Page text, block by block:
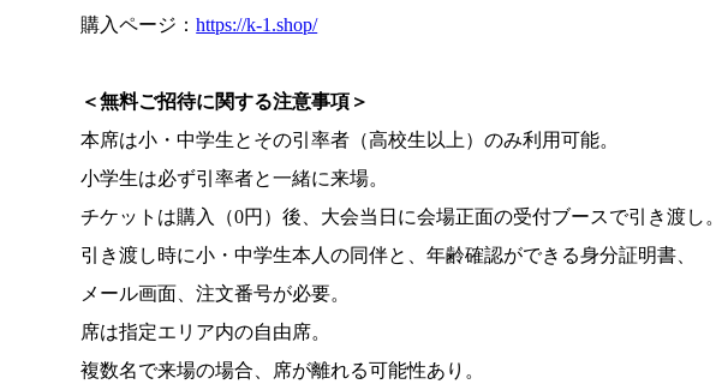
購入ページ：https://k-1.shop/
＜無料ご招待に関する注意事項＞
本席は小・中学生とその引率者（高校生以上）のみ利用可能。
小学生は必ず引率者と一緒に来場。
チケットは購入（0円）後、大会当日に会場正面の受付ブースで引き渡し。
引き渡し時に小・中学生本人の同伴と、年齢確認ができる身分証明書、
メール画面、注文番号が必要。
席は指定エリア内の自由席。
複数名で来場の場合、席が離れる可能性あり。